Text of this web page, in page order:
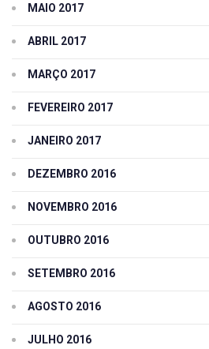
MAIO 2017
ABRIL 2017
MARÇO 2017
FEVEREIRO 2017
JANEIRO 2017
DEZEMBRO 2016
NOVEMBRO 2016
OUTUBRO 2016
SETEMBRO 2016
AGOSTO 2016
JULHO 2016